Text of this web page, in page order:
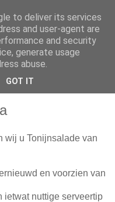
voedselverpakkingen.
wij u Tonijnsalade van
en voorzien van
ietwat nuttige serveertip
to deliver its services
and user-agent are
and security
generate usage
abuse.
GOT IT